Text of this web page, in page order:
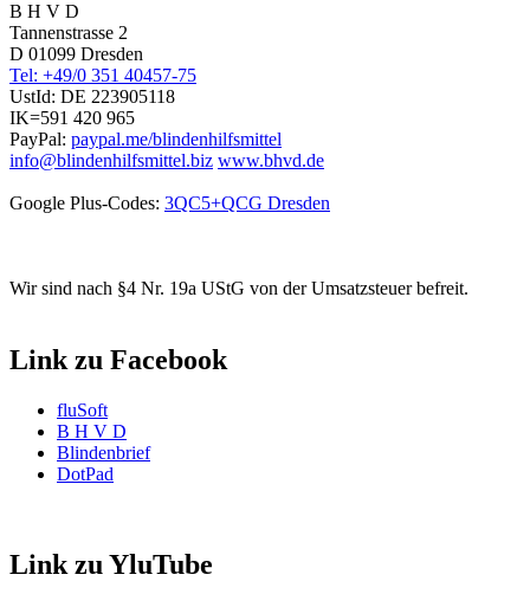
B H V D
Tannenstrasse 2
D 01099 Dresden
Tel: +49/0 351 40457-75
UstId: DE 223905118
IK=591 420 965
PayPal: paypal.me/blindenhilfsmittel
info@blindenhilfsmittel.biz www.bhvd.de
Google Plus-Codes: 3QC5+QCG Dresden
Wir sind nach §4 Nr. 19a UStG von der Umsatzsteuer befreit.
Link zu Facebook
fluSoft
B H V D
Blindenbrief
DotPad
Link zu YluTube